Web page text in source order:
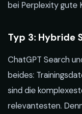
bei Perplexity gute
Typ 3: Hybride
ChatGPT Search
beides:
sind die
relevantesten.